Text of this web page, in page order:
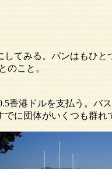
る。パンはもひとつ
こと。
ルを支払う。バスは
体がいくつも群れて